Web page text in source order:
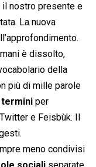
il nostro presente e
La nuova
è dissolto,
della
più di mille parole
per
e Feisbùk. Il
meno condivisi